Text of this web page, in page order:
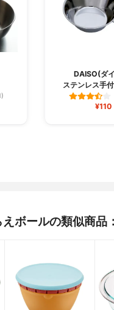
DAISO(ダ
ステンレス手
¥110
ボールの類似商品